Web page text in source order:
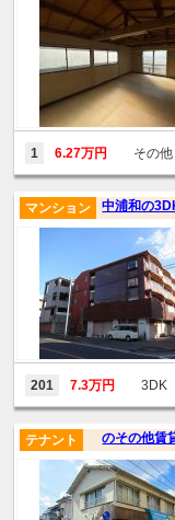
1 6.27万円 その他
中浦和の
マンション
201 7.3万円 3DK
のその他賃
テナント